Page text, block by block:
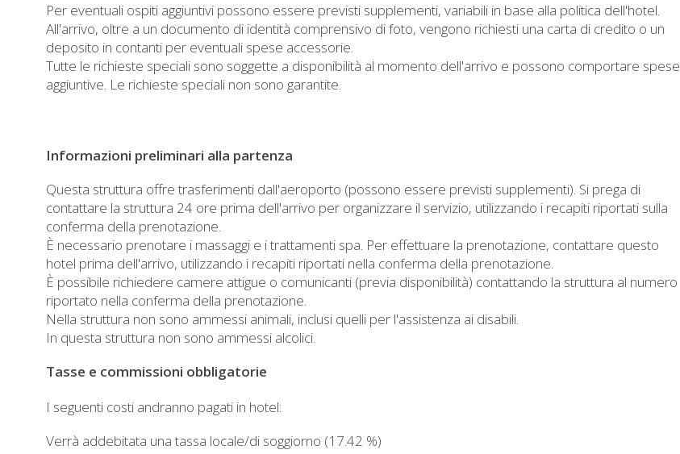
Per eventuali ospiti aggiuntivi possono essere previsti supplementi, variabili in base alla politica dell'hotel.
All'arrivo, oltre a un documento di identità comprensivo di foto, vengono richiesti una carta di credito o un
deposito in contanti per eventuali spese accessorie.
Tutte le richieste speciali sono soggette a disponibilità al momento dell'arrivo e possono comportare spese
aggiuntive. Le richieste speciali non sono garantite.
Informazioni preliminari alla partenza
Questa struttura offre trasferimenti dall'aeroporto (possono essere previsti supplementi). Si prega di
contattare la struttura 24 ore prima dell'arrivo per organizzare il servizio, utilizzando i recapiti riportati sulla
conferma della prenotazione.
È necessario prenotare i massaggi e i trattamenti spa. Per effettuare la prenotazione, contattare questo
hotel prima dell'arrivo, utilizzando i recapiti riportati nella conferma della prenotazione.
È possibile richiedere camere attigue o comunicanti (previa disponibilità) contattando la struttura al numero
riportato nella conferma della prenotazione.
Nella struttura non sono ammessi animali, inclusi quelli per l'assistenza ai disabili.
In questa struttura non sono ammessi alcolici.
Tasse e commissioni obbligatorie
I seguenti costi andranno pagati in hotel:
Verrà addebitata una tassa locale/di soggiorno (17.42 %)